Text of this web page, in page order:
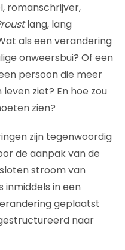
romanschrijver,
lang, lang
als een verandering
onweersbui? Of een
persoon die meer
ziet? En hoe zou
zien?
zijn tegenwoordig
de aanpak van de
stroom van
inmiddels in een
geplaatst
naar